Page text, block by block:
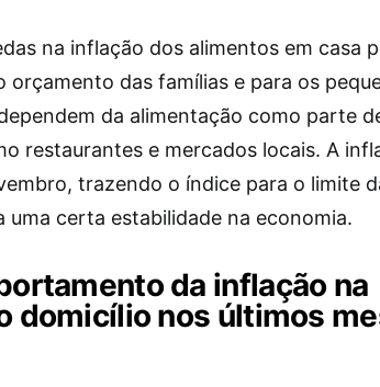
na inflação dos alimentos em casa
orçamento das famílias e para os
da alimentação como parte
restaurantes e mercados locais. A
trazendo o índice para o limite
uma certa estabilidade na economia.
da inflação na
domicílio nos últimos